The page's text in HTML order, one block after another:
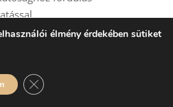
adatok helyesbítésről,
és törlésről Önt, továbbá
korábban az adatot
kivéve akkor, ha az
élmény érdekében sütiket
Close GDPR Cookie Banner